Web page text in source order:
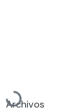
Cargando...
Archivos